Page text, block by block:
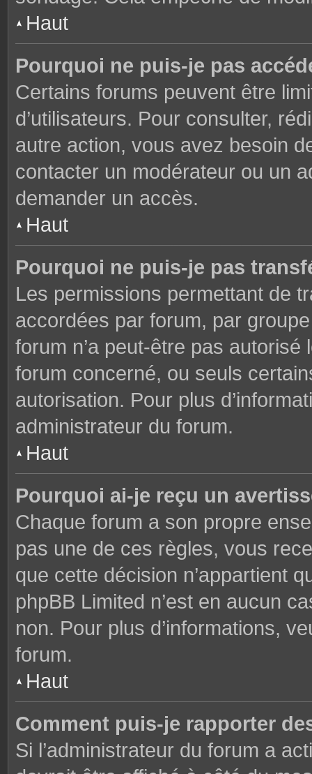
Haut
Pourquoi ne puis-je pas
Certains forums peuvent être
d’utilisateurs. Pour consulter,
autre action, vous avez besoin
contacter un modérateur ou un
demander un accès.
Haut
Pourquoi ne puis-je pas
Les permissions permettant de
accordées par forum, par
forum n’a peut-être pas
forum concerné, ou seuls
autorisation. Pour plus
administrateur du forum.
Haut
Pourquoi ai-je reçu un
Chaque forum a son propre
pas une de ces règles, vous
que cette décision n’appartient
phpBB Limited n’est en aucun
non. Pour plus d’informations,
forum.
Haut
Comment puis-je rapporter
Si l’administrateur du forum a